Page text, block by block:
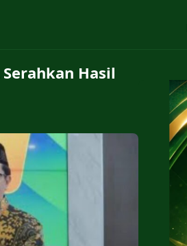
Hasil